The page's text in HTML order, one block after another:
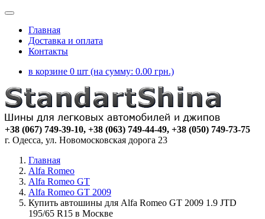
Главная
Доставка и оплата
Контакты
в корзине 0 шт (на сумму: 0.00 грн.)
+38 (067) 749-39-10, +38 (063) 749-44-49, +38 (050) 749-73-75
г. Одесса, ул. Новомосковская дорога 23
Главная
Alfa Romeo
Alfa Romeo GT
Alfa Romeo GT 2009
Купить автошины для Alfa Romeo GT 2009 1.9 JTD
195/65 R15 в Москве